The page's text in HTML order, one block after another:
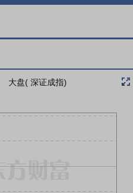
大盘( 深证成指)